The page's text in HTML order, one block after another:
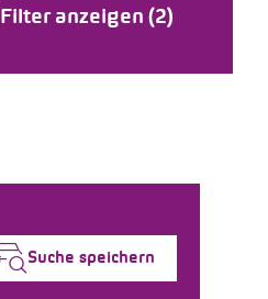
Filter anzeigen (2)
Suche speichern